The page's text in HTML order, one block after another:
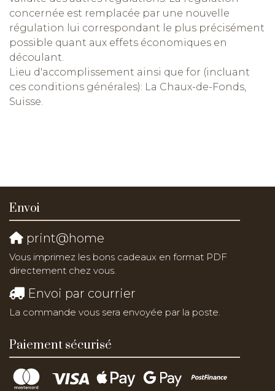
concernée est remplacée par une nouvelle
régulation lui correspondant le plus précisément
possible quant aux effets économiques en
découlant.
Lieu d'accomplissement ainsi que for (incluant
ces conditions générales): La Chaux-de-Fonds,
Suisse.
Envoi
print@home
Vous imprimez les bons cadeaux en format PDF
directement chez vous.
Envoi par courrier
La commande vous sera envoyée par la poste.
Paiement sécurisé